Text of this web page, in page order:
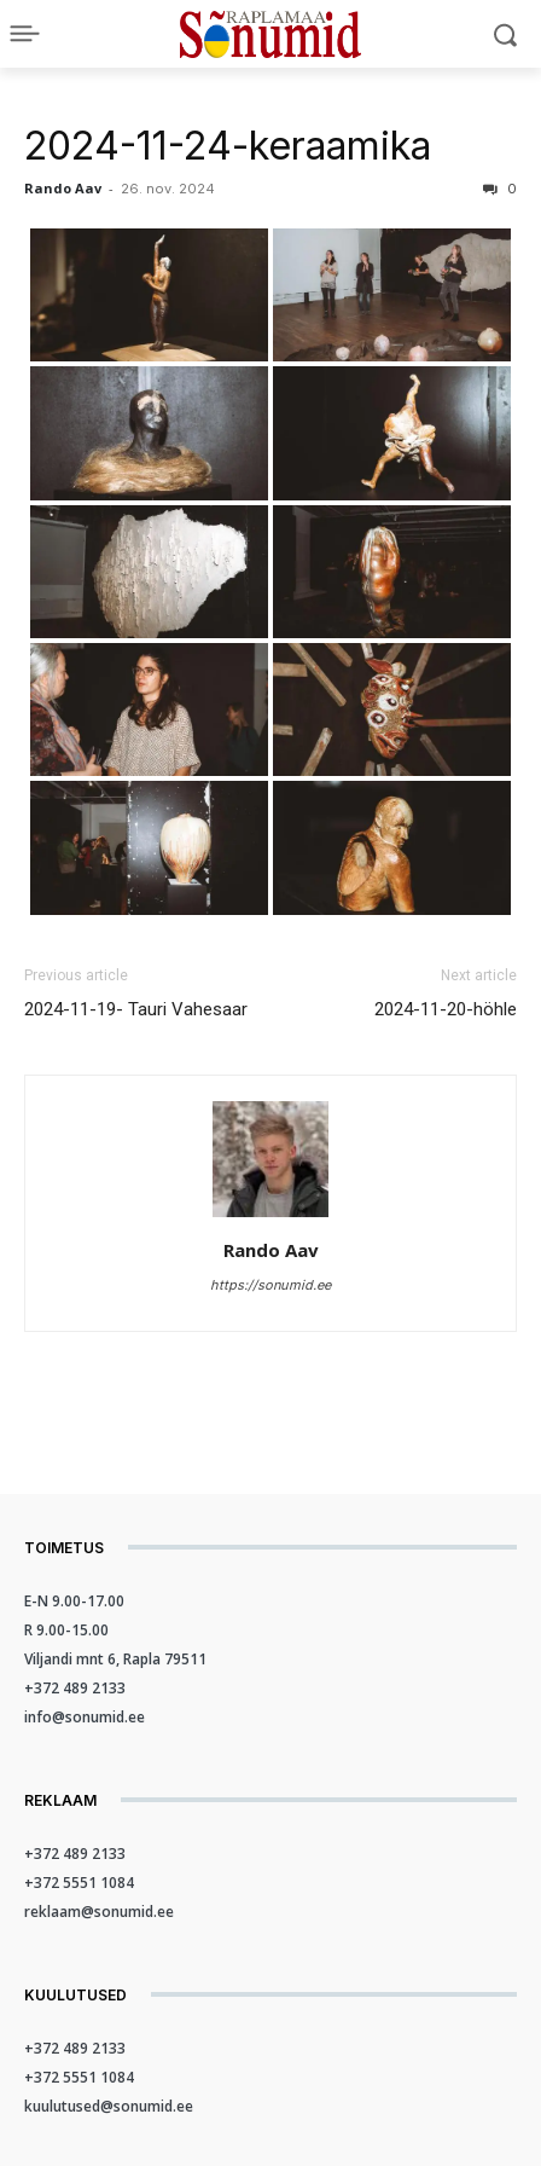
2024-11-24-keraamika
Rando Aav - 26. nov. 2024 0
Previous article
2024-11-19- Tauri Vahesaar
Next article
2024-11-20-höhle
Rando Aav
https://sonumid.ee
TOIMETUS
E-N 9.00-17.00
R 9.00-15.00
Viljandi mnt 6, Rapla 79511
+372 489 2133
info@sonumid.ee
REKLAAM
+372 489 2133
+372 5551 1084
reklaam@sonumid.ee
KUULUTUSED
+372 489 2133
+372 5551 1084
kuulutused@sonumid.ee